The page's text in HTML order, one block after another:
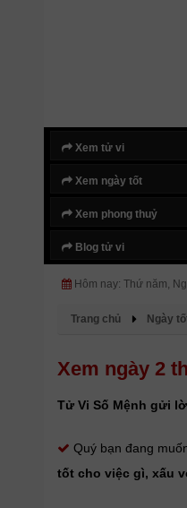
Xem tử vi
Xem ngày tốt
Xem phong thuỷ
Blog tử vi
Hôm nay: Thứ năm,
Trang chủ Ngày
Xem ngày 2
Tử Vi Số Mệnh gửi
Quý bạn đang
tốt cho việc gì, xấu